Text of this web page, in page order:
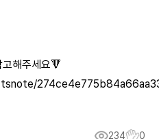
해주세요🔻
234 0